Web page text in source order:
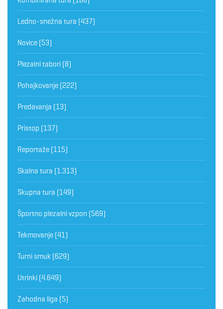
Ledno-snežna tura (437)
Novice (53)
Plezalni tabori (8)
Pohajkovanje (222)
Predavanja (13)
Pristop (137)
Reportaže (115)
Skalna tura (1.313)
Skupna tura (149)
Športno plezalni vzpon (569)
Tekmovanje (41)
Turni smuk (629)
Utrinki (4.649)
Zahodna liga (5)